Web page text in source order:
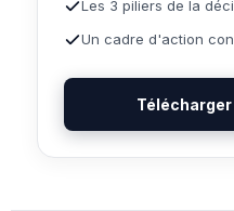
Les 3 piliers de la
Un cadre d'action